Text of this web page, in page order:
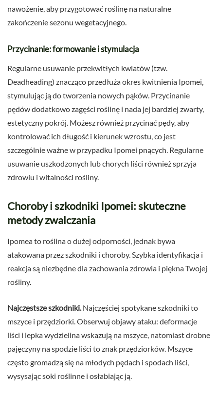
nawożenie, aby przygotować roślinę na naturalne
zakończenie sezonu wegetacyjnego.
Przycinanie: formowanie i stymulacja
Regularne usuwanie przekwitłych kwiatów (tzw.
Deadheading) znacząco przedłuża okres kwitnienia Ipomei,
stymulując ją do tworzenia nowych pąków. Przycinanie
pędów dodatkowo zagęści roślinę i nada jej bardziej zwarty,
estetyczny pokrój. Możesz również przycinać pędy, aby
kontrolować ich długość i kierunek wzrostu, co jest
szczególnie ważne w przypadku Ipomei pnących. Regularne
usuwanie uszkodzonych lub chorych liści również sprzyja
zdrowiu i witalności rośliny.
Choroby i szkodniki Ipomei: skuteczne
metody zwalczania
Ipomea to roślina o dużej odporności, jednak bywa
atakowana przez szkodniki i choroby. Szybka identyfikacja i
reakcja są niezbędne dla zachowania zdrowia i piękna Twojej
rośliny.
Najczęstsze szkodniki.Najczęściej spotykane szkodniki to
mszyce i przędziorki. Obserwuj objawy ataku: deformacje
liści i lepka wydzielina wskazują na mszyce, natomiast drobne
pajęczyny na spodzie liści to znak przędziorków. Mszyce
często gromadzą się na młodych pędach i spodach liści,
wysysając soki roślinne i osłabiając ją.